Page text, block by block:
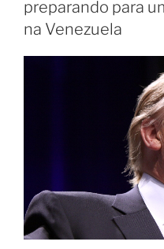
preparando para
na Venezuela